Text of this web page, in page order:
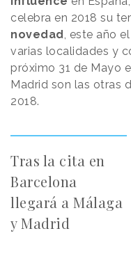
celebra en 2018 su
novedad , este año
varias localidades y
próximo 31 de Mayo
Madrid son las otras
2018.
Tras la cita en
Barcelona
llegará a Málaga
y Madrid